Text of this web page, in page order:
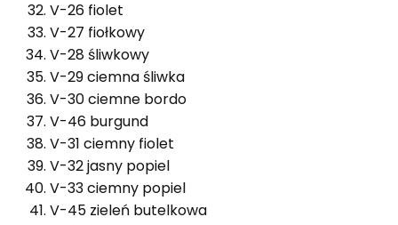
V-26 fiolet
V-27 fiołkowy
V-28 śliwkowy
V-29 ciemna śliwka
V-30 ciemne bordo
V-46 burgund
V-31 ciemny fiolet
V-32 jasny popiel
V-33 ciemny popiel
V-45 zieleń butelkowa